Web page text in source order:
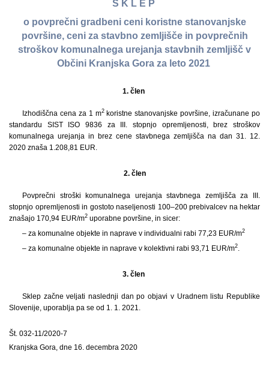
S K L E P
o povprečni gradbeni ceni koristne stanovanjske
površine, ceni za stavbno zemljišče in povprečnih
stroškov komunalnega urejanja stavbnih zemljišč v
Občini Kranjska Gora za leto 2021
1. člen
Izhodiščna cena za 1 m2koristne stanovanjske površine, izračunane po
standardu SIST ISO 9836 za III. stopnjo opremljenosti, brez stroškov
komunalnega urejanja in brez cene stavbnega zemljišča na dan 31. 12.
2020 znaša 1.208,81 EUR.
2. člen
Povprečni stroški komunalnega urejanja stavbnega zemljišča za III.
stopnjo opremljenosti in gostoto naseljenosti 100–200 prebivalcev na hektar
znašajo 170,94 EUR/m2 uporabne površine, in sicer:
– za komunalne objekte in naprave v individualni rabi 77,23 EUR/m2
– za komunalne objekte in naprave v kolektivni rabi 93,71 EUR/m2.
3. člen
Sklep začne veljati naslednji dan po objavi v Uradnem listu Republike
Slovenije, uporablja pa se od 1. 1. 2021.
Št. 032-11/2020-7
Kranjska Gora, dne 16. decembra 2020